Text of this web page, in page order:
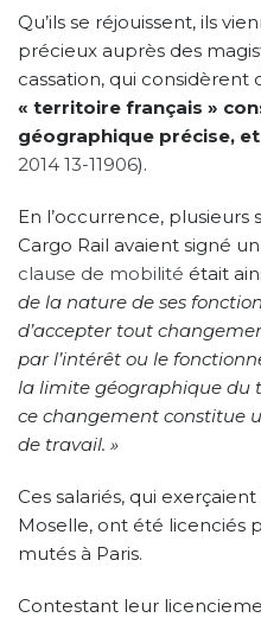
Qu’ils se réjouissent, ils
précieux auprès des
cassation, qui considèrent
« territoire français »
géographique précise,
2014 13-11906).
En l’occurrence, plusieurs
Cargo Rail avaient signé
clause de mobilité était
de la nature de ses
d’accepter tout
par l’intérêt ou le
la limite géographique du
ce changement constitue
de travail. »
Ces salariés, qui
Moselle, ont été licenciés
mutés à Paris.
Contestant leur